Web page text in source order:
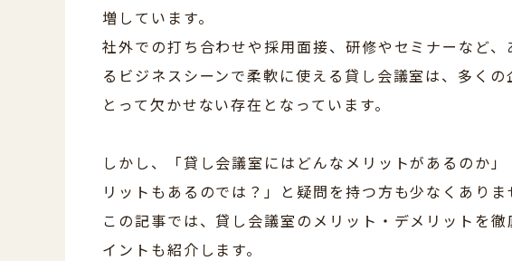
増しています。
社外での打ち合わせや採用面接、研修やセミナーなど、
るビジネスシーンで柔軟に使える貸し会議室は、多くの
とって欠かせない存在となっています。
しかし、「貸し会議室にはどんなメリットがあるのか」
リットもあるのでは？」と疑問を持つ方も少なくありま
この記事では、貸し会議室のメリット・デメリットを
イントも紹介します。